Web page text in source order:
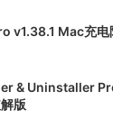
v1.38.1 Mac充电
& Uninstaller
版